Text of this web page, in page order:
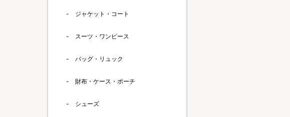
ジャケット・コート
スーツ・ワンピース
バッグ・リュック
財布・ケース・ポーチ
シューズ